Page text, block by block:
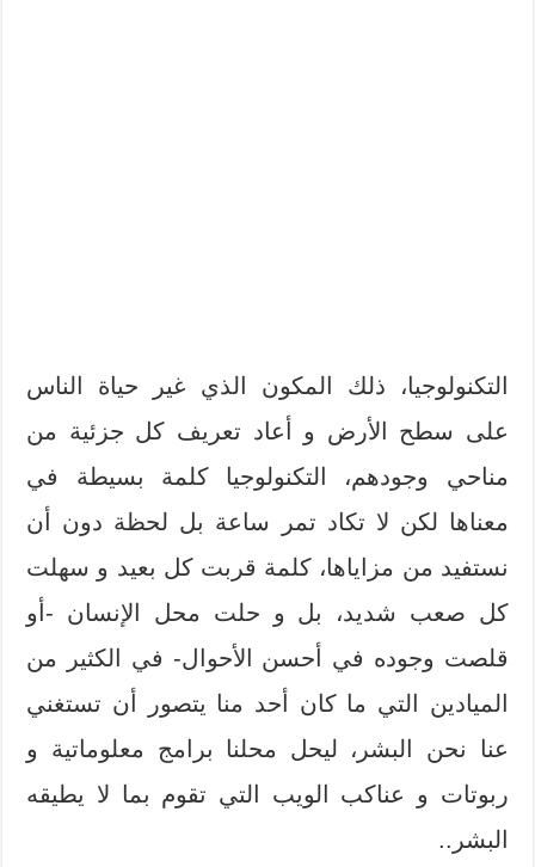
التكنولوجيا، ذلك المكون الذي غير حياة الناس
على سطح الأرض و أعاد تعريف كل جزئية من
مناحي وجودهم، التكنولوجيا كلمة بسيطة في
معناها لكن لا تكاد تمر ساعة بل لحظة دون أن
نستفيد من مزاياها، كلمة قربت كل بعيد و سهلت
كل صعب شديد، بل و حلت محل الإنسان -أو
قلصت وجوده في أحسن الأحوال- في الكثير من
الميادين التي ما كان أحد منا يتصور أن تستغني
عنا نحن البشر، ليحل محلنا برامج معلوماتية و
ربوتات و عناكب الويب التي تقوم بما لا يطيقه
البشر..